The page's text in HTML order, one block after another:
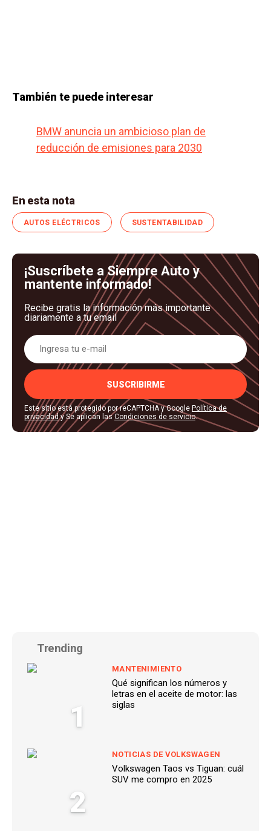
También te puede interesar
BMW anuncia un ambicioso plan de
reducción de emisiones para 2030
En esta nota
AUTOS ELÉCTRICOS SUSTENTABILIDAD
¡Suscríbete a Siempre Auto y
mantente informado!
Recibe gratis la información más importante
diariamente a tu email
SUSCRIBIRME
Este sitio está protegido por reCAPTCHA y Google Política de
privacidady Se aplican lasCondiciones de servicio.
Trending
1
MANTENIMIENTO
Qué significan los números y
letras en el aceite de motor: las
siglas
2
NOTICIAS DE VOLKSWAGEN
Volkswagen Taos vs Tiguan: cuál
SUV me compro en 2025